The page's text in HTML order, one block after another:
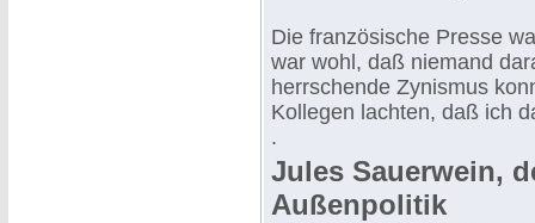
Die französische Presse
war wohl, daß niemand
herrschende Zynismus
Kollegen lachten, daß ich
.
Jules Sauerwein,
Außenpolitik